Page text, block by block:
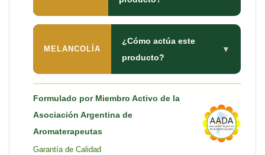
MELANCOLÍA
¿Cómo actúa este
producto?
▼
Formulado por Miembro Activo de la
Asociación Argentina de
Aromaterapeutas
Garantía de Calidad